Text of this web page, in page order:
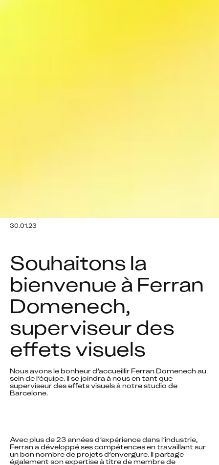
30.01.23
Souhaitons la
bienvenue à Ferran
Domenech,
superviseur des
effets visuels
Nous avons le bonheur d’accueillir Ferran Domenech au
sein de l’équipe. Il se joindra à nous en tant que
superviseur des effets visuels à notre studio de
Barcelone.
Avec plus de 23 années d’expérience dans l’industrie,
Ferran a développé ses compétences en travaillant sur
un bon nombre de projets d’envergure. Il partage
également son expertise à titre de membre de